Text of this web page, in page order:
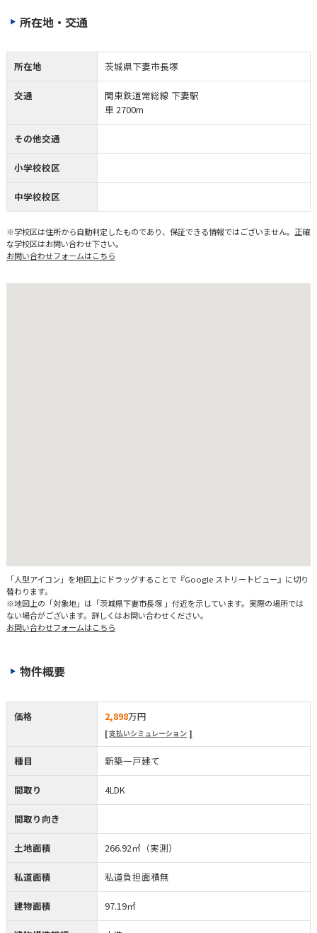
所在地・交通
所在地 茨城県下妻市長塚
交通
関東鉄道常総線 下妻駅
車 2700m
その他交通
小学校校区
中学校校区
※学校区は住所から自動判定したものであり、保証できる情報ではございません。正確
な学校区はお問い合わせ下さい。
お問い合わせフォームはこちら
「人型アイコン」を地図上にドラッグすることで『Google ストリートビュー』に切り
替わります。
※地図上の「対象地」は「茨城県下妻市長塚 」付近を示しています。実際の場所では
ない場合がございます。詳しくはお問い合わせください。
お問い合わせフォームはこちら
物件概要
価格 2,898万円
支払いシミュレーション
種目 新築一戸建て
間取り 4LDK
間取り向き
土地面積 266.92㎡（実測）
私道面積 私道負担面積無
建物面積 97.19㎡